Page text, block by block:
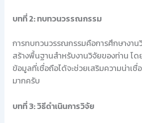
บทที่ 2: ทบทวนวรรณกรรม
การทบทวนวรรณกรรมคือการศึกษางาน
สร้างพื้นฐานสำหรับงานวิจัยของท่าน โด
ข้อมูลที่เชื่อถือได้จะช่วยเสริมความน่าเชื่
มากครับ
บทที่ 3: วิธีดำเนินการวิจัย